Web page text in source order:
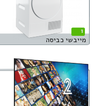
1
מייבשי כביסה